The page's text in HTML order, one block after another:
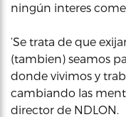
ningún interes
‘Se trata de que
(tambien) seamos
donde vivimos y
cambiando las
director de NDLON.